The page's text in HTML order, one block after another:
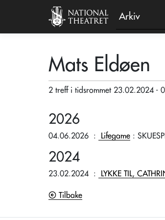
Arkiv
Mats Eldøen
2 treff i tidsrommet 23.02.2024 -
2026
04.06.2026 : Lifegame :
2024
23.02.2024 : LYKKE TIL,
Tilbake